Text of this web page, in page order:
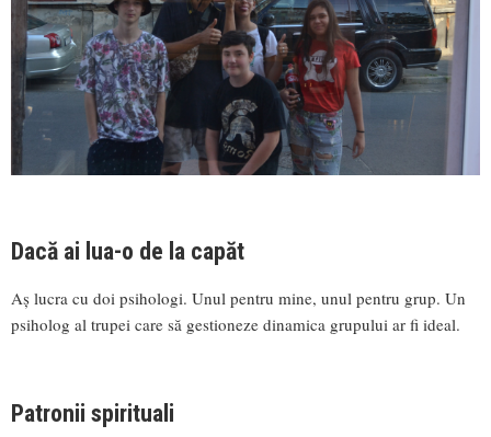
Dacă ai lua-o de la capăt
Aș lucra cu doi psihologi. Unul pentru mine, unul pentru grup. Un
psiholog al trupei care să gestioneze dinamica grupului ar fi ideal.
Patronii spirituali